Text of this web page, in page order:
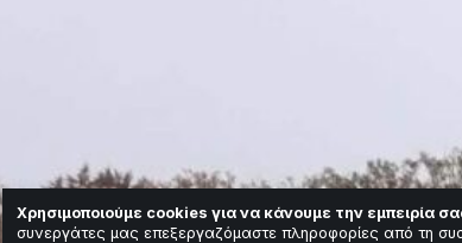
Χρησιμοποιούμε cookies για να κάνουμε την εμπειρία
συνεργάτες μας επεξεργαζόμαστε πληροφορίες από τη